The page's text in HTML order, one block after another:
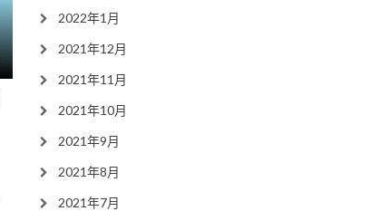
2022年1月
2021年12月
2021年11月
2021年10月
2021年9月
2021年8月
2021年7月